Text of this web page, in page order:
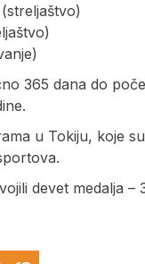
(streljaštvo)
365 dana do
u Tokiju, koje
devet medalja